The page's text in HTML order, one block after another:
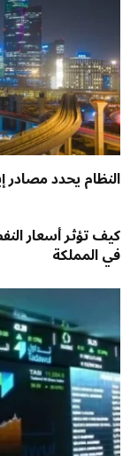
النظام يحدد مصادر
كيف تؤثر أسعار
في المملكة